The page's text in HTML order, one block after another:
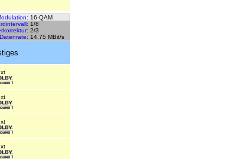
16-QAM
1/8
2/3
Datenrate: 14.75 MBit/s